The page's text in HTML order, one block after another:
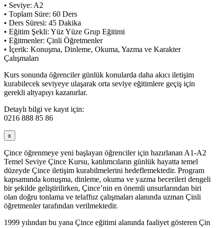
• Seviye: A2
• Toplam Süre: 60 Ders
• Ders Süresi: 45 Dakika
• Eğitim Şekli: Yüz Yüze Grup Eğitimi
• Eğitmenler: Çinli Öğretmenler
• İçerik: Konuşma, Dinleme, Okuma, Yazma ve Karakter
Çalışmaları
Kurs sonunda öğrenciler günlük konularda daha akıcı iletişim
kurabilecek seviyeye ulaşarak orta seviye eğitimlere geçiş için
gerekli altyapıyı kazanırlar.
Detaylı bilgi ve kayıt için:
0216 888 85 86
x
Çince öğrenmeye yeni başlayan öğrenciler için hazırlanan A1-A2
Temel Seviye Çince Kursu, katılımcıların günlük hayatta temel
düzeyde Çince iletişim kurabilmelerini hedeflemektedir. Program
kapsamında konuşma, dinleme, okuma ve yazma becerileri dengeli
bir şekilde geliştirilirken, Çince’nin en önemli unsurlarından biri
olan doğru tonlama ve telaffuz çalışmaları alanında uzman Çinli
öğretmenler tarafından verilmektedir.
1999 yılından bu yana Çince eğitimi alanında faaliyet gösteren Çin